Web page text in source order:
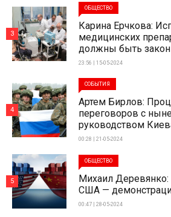
ОБЩЕСТВО
Карина Ерчкова:
медицинских
должны быть
23:56 | 15-05-2024
3
СОБЫТИЯ
Артем Бирлов:
переговоров с
руководством
00:28 | 21-05-2024
4
ОБЩЕСТВО
Михаил
США —
00:47 | 28-05-2024
5